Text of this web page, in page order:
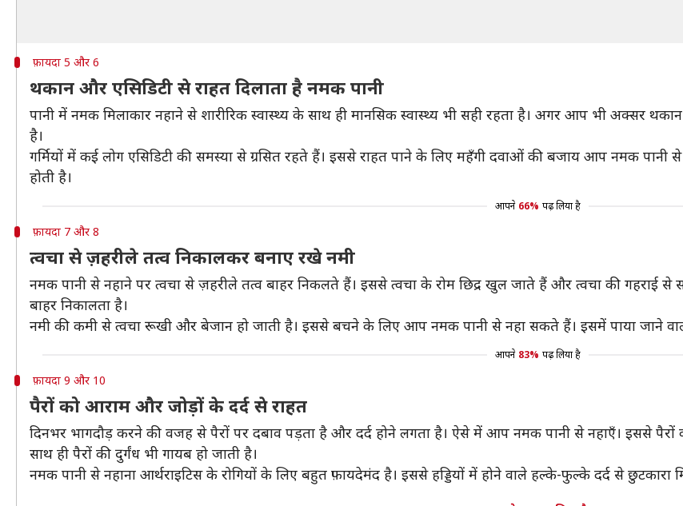
फ़ायदा 5 और 6
थकान और एसिडिटी से राहत दिलाता है नमक पानी
पानी में नमक मिलाकार नहाने से शारीरिक स्वास्थ्य के साथ ही मानसिक स्वास्थ्य भी सही रहता है। अगर आप भी अक्सर
है।
गर्मियों में कई लोग एसिडिटी की समस्या से ग्रसित रहते हैं। इससे राहत पाने के लिए महँगी दवाओं की बजाय आप नमक पानी
होती है।
आपने 66% पढ़ लिया है
फ़ायदा 7 और 8
त्वचा से ज़हरीले तत्व निकालकर बनाए रखे नमी
नमक पानी से नहाने पर त्वचा से ज़हरीले तत्व बाहर निकलते हैं। इससे त्वचा के रोम छिद्र खुल जाते हैं और त्वचा की गहराई से
बाहर निकालता है।
नमी की कमी से त्वचा रूखी और बेजान हो जाती है। इससे बचने के लिए आप नमक पानी से नहा सकते हैं। इसमें पाया जाने
आपने 83% पढ़ लिया है
फ़ायदा 9 और 10
पैरों को आराम और जोड़ों के दर्द से राहत
दिनभर भागदौड़ करने की वजह से पैरों पर दबाव पड़ता है और दर्द होने लगता है। ऐसे में आप नमक पानी से नहाएँ। इससे
साथ ही पैरों की दुर्गंध भी गायब हो जाती है।
नमक पानी से नहाना आर्थराइटिस के रोगियों के लिए बहुत फ़ायदेमंद है। इससे हड्डियों में होने वाले हल्के-फुल्के दर्द से छुटकारा